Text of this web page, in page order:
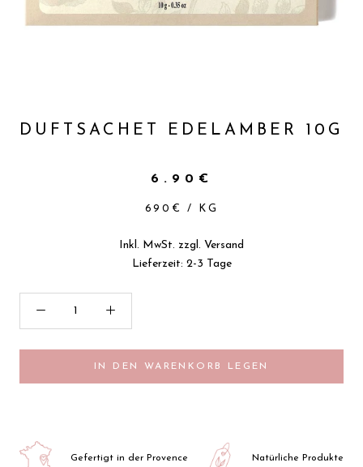
DUFTSACHET EDELAMBER 10G
6.90€
690€ / KG
Inkl. MwSt. zzgl. Versand
Lieferzeit: 2-3 Tage
IN DEN WARENKORB LEGEN
Gefertigt in der Provence Natürliche Produkte